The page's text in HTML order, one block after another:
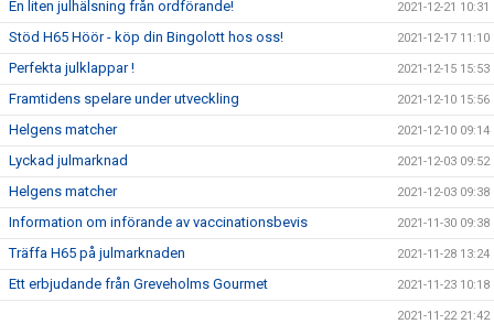
En liten julhälsning från ordförande! 2021-12-21 10:31
Stöd H65 Höör - köp din Bingolott hos oss! 2021-12-17 11:10
Perfekta julklappar ! 2021-12-15 15:53
Framtidens spelare under utveckling 2021-12-10 15:56
Helgens matcher 2021-12-10 09:14
Lyckad julmarknad 2021-12-03 09:52
Helgens matcher 2021-12-03 09:38
Information om införande av vaccinationsbevis 2021-11-30 09:38
Träffa H65 på julmarknaden 2021-11-28 13:24
Ett erbjudande från Greveholms Gourmet 2021-11-23 10:18
2021-11-22 21:42